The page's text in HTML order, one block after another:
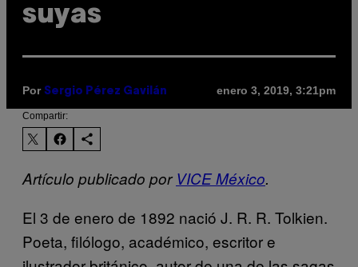
suyas
Por Sergio Pérez Gavilán enero 3, 2019, 3:21pm
Compartir:
Artículo publicado porVICE México.
El 3 de enero de 1892 nació J. R. R. Tolkien.
Poeta, filólogo, académico, escritor e